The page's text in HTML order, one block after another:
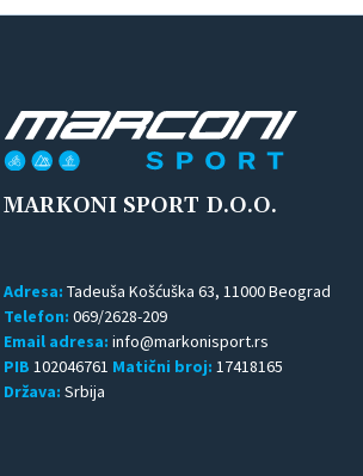
MARKONI SPORT D.O.O.
Adresa: Tadeuša Košćuška 63, 11000 Beograd
Telefon: 069/2628-209
Email adresa:
PIB 102046761 Matični broj: 17418165
Država: Srbija